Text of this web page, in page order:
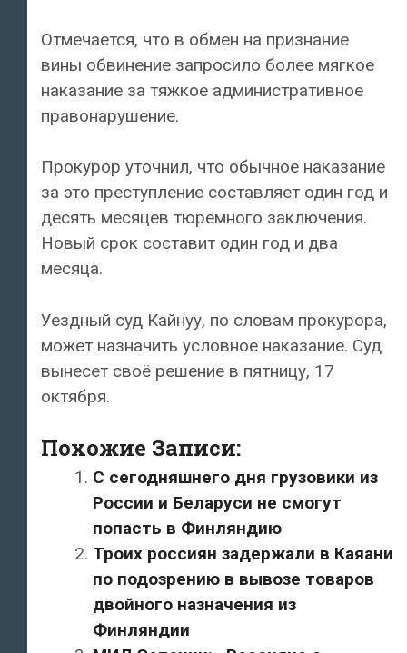
Отмечается, что в обмен на признание
вины обвинение запросило более мягкое
наказание за тяжкое административное
правонарушение.
Прокурор уточнил, что обычное наказание
за это преступление составляет один год и
десять месяцев тюремного заключения.
Новый срок составит один год и два
месяца.
Уездный суд Кайнуу, по словам прокурора,
может назначить условное наказание. Суд
вынесет своё решение в пятницу, 17
октября.
Похожие Записи:
С сегодняшнего дня грузовики из
России и Беларуси не смогут
попасть в Финляндию
Троих россиян задержали в Каяани
по подозрению в вывозе товаров
двойного назначения из
Финляндии